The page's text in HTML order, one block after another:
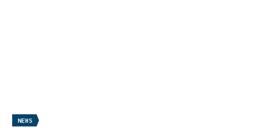
NEWS